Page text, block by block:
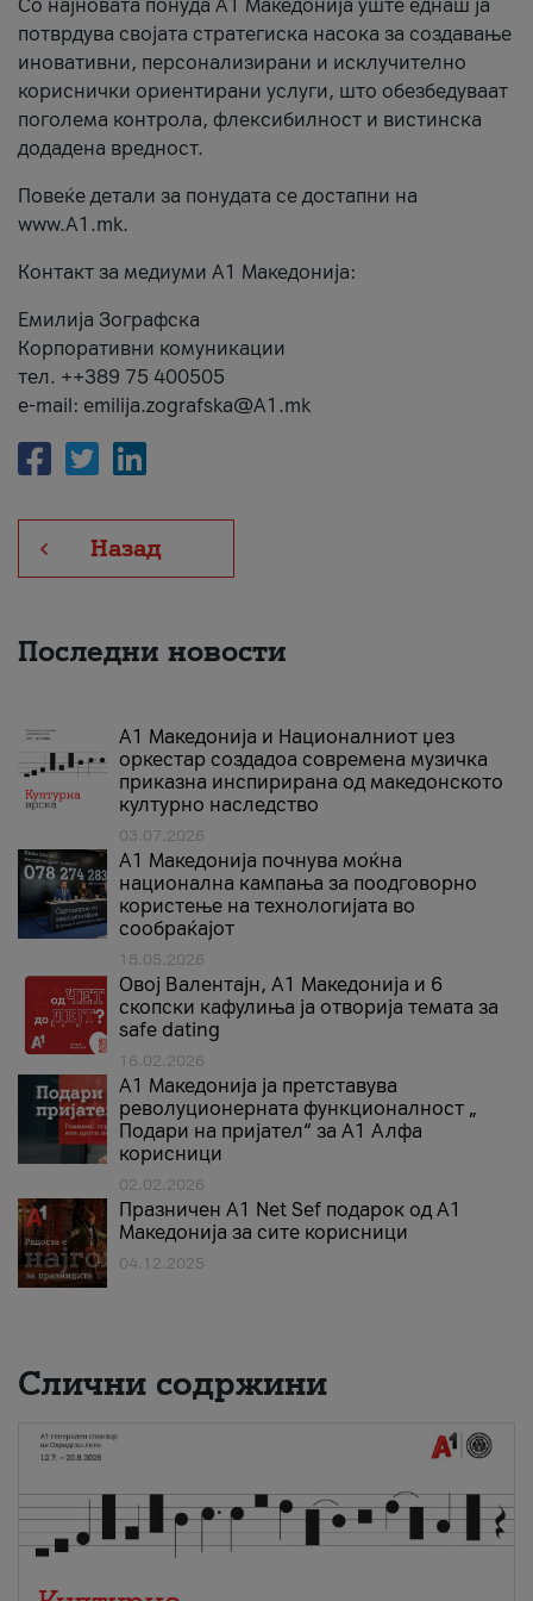
Со најновата понуда А1 Македонија уште еднаш ја
потврдува својата стратегиска насока за создавање
иновативни, персонализирани и исклучително
кориснички ориентирани услуги, што обезбедуваат
поголема контрола, флексибилност и вистинска
додадена вредност.
Повеќе детали за понудата се достапни на
www.А1.mk.
Контакт за медиуми А1 Македонија:
Емилија Зографска
Корпоративни комуникации
тел. ++389 75 400505
e-mail: emilija.zografska@A1.mk
Назад
Последни новости
А1 Македонија и Националниот џез
оркестар создадоа современа музичка
приказна инспирирана од македонското
културно наследство
03.07.2026
A1 Македонија почнува моќна
национална кампања за поодговорно
користење на технологијата во
сообраќајот
18.05.2026
Овој Валентајн, A1 Македонија и 6
скопски кафулиња ја отворија темата за
safe dating
16.02.2026
А1 Македонија ја претставува
револуционерната функционалност „
Подари на пријател“ за А1 Алфа
корисници
02.02.2026
Празничен A1 Net Sеf подарок од А1
Македонија за сите корисници
04.12.2025
Слични содржини